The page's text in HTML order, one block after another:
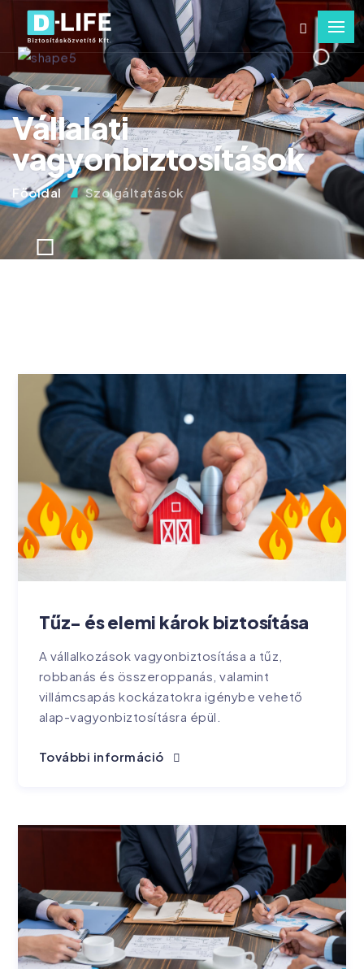
Vállalati
vagyonbiztosítások
Főoldal Szolgáltatások
Tűz- és elemi károk biztosítása
A vállalkozások vagyonbiztosítása a tűz,
robbanás és összeroppanás, valamint
villámcsapás kockázatokra igénybe vehető
alap-vagyonbiztosításra épül.
További információ